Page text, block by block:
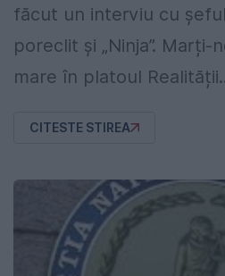
făcut un interviu cu
poreclit și „Ninja”. Marți-
mare în platoul
CITESTE STIREA